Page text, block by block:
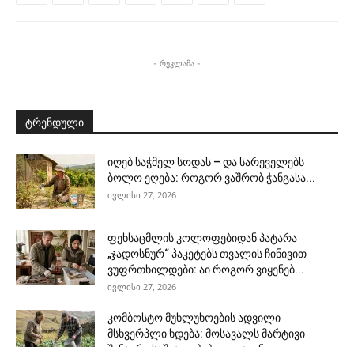
- რეკლამა -
ტრენდული
იღებ საჭმელ სოდას – და სარეველებს
ბოლო ეღება: როგორ ვაშრობ ჭანგასა...
ივლისი 27, 2026
ფეხსაცმლის კოლოფებიდან პატარა
„ჯადოსნურ“ პაკეტებს თვალის ჩინივით
ვუფრთხილდები: აი როგორ ვიყენებ...
ივლისი 27, 2026
კომბოსტო მუხლუხოების ადვილი
მსხვერპლი ხდება: მოსავალს მარტივი